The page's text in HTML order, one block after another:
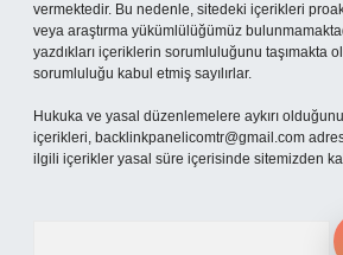
vermektedir. Bu nedenle, sitedeki içerikleri
veya araştırma yükümlülüğümüz
yazdıkları içeriklerin sorumluluğunu taşımakta
sorumluluğu kabul etmiş sayılırlar.
Hukuka ve yasal düzenlemelere aykırı
içerikleri, backlinkpanelicomtr@gmail.com
ilgili içerikler yasal süre içerisinde sitemizden